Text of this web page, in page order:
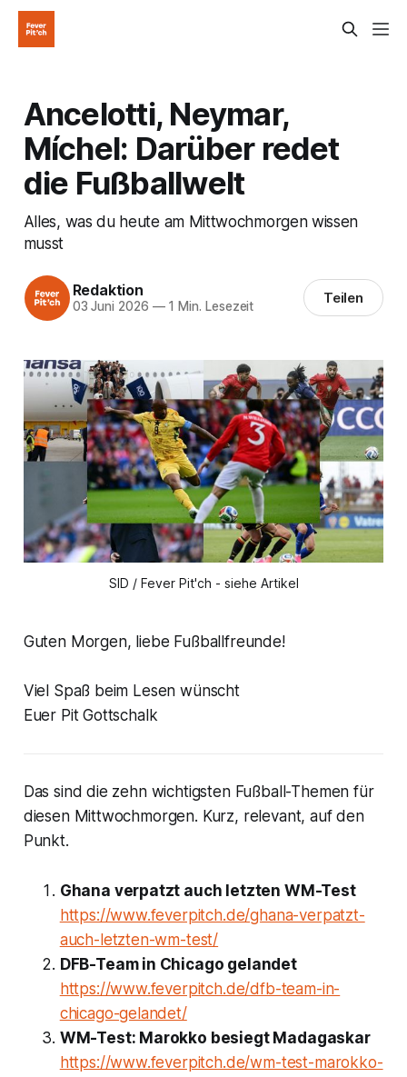
Ancelotti, Neymar,
Míchel: Darüber redet
die Fußballwelt
Alles, was du heute am Mittwochmorgen wissen
musst
Redaktion
03 Juni 2026 —1 Min. Lesezeit Teilen
SID / Fever Pit'ch - siehe Artikel
Guten Morgen, liebe Fußballfreunde!
Viel Spaß beim Lesen wünscht
Euer Pit Gottschalk
Das sind die zehn wichtigsten Fußball-Themen für
diesen Mittwochmorgen. Kurz, relevant, auf den
Punkt.
Ghana verpatzt auch letzten WM-Test
https://www.feverpitch.de/ghana-verpatzt-
auch-letzten-wm-test/
DFB-Team in Chicago gelandet
https://www.feverpitch.de/dfb-team-in-
chicago-gelandet/
WM-Test: Marokko besiegt Madagaskar
https://www.feverpitch.de/wm-test-marokko-